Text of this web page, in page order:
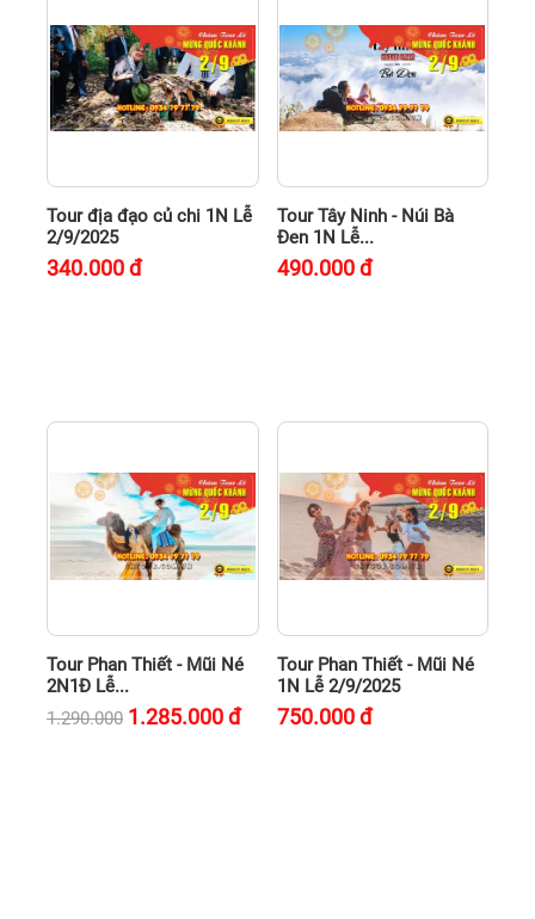
Tour địa đạo củ chi 1N Lễ
2/9/2025
340.000đ
Tour Tây Ninh - Núi Bà
Đen 1N Lễ...
490.000đ
Tour Phan Thiết - Mũi Né
2N1Đ Lễ...
1.290.000 1.285.000đ
Tour Phan Thiết - Mũi Né
1N Lễ 2/9/2025
750.000đ